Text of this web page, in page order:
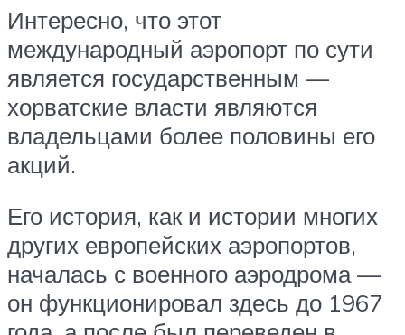
Интересно, что этот
международный аэропорт по сути
является государственным —
хорватские власти являются
владельцами более половины его
акций.
Его история, как и истории многих
других европейских аэропортов,
началась с военного аэродрома —
он функционировал здесь до 1967